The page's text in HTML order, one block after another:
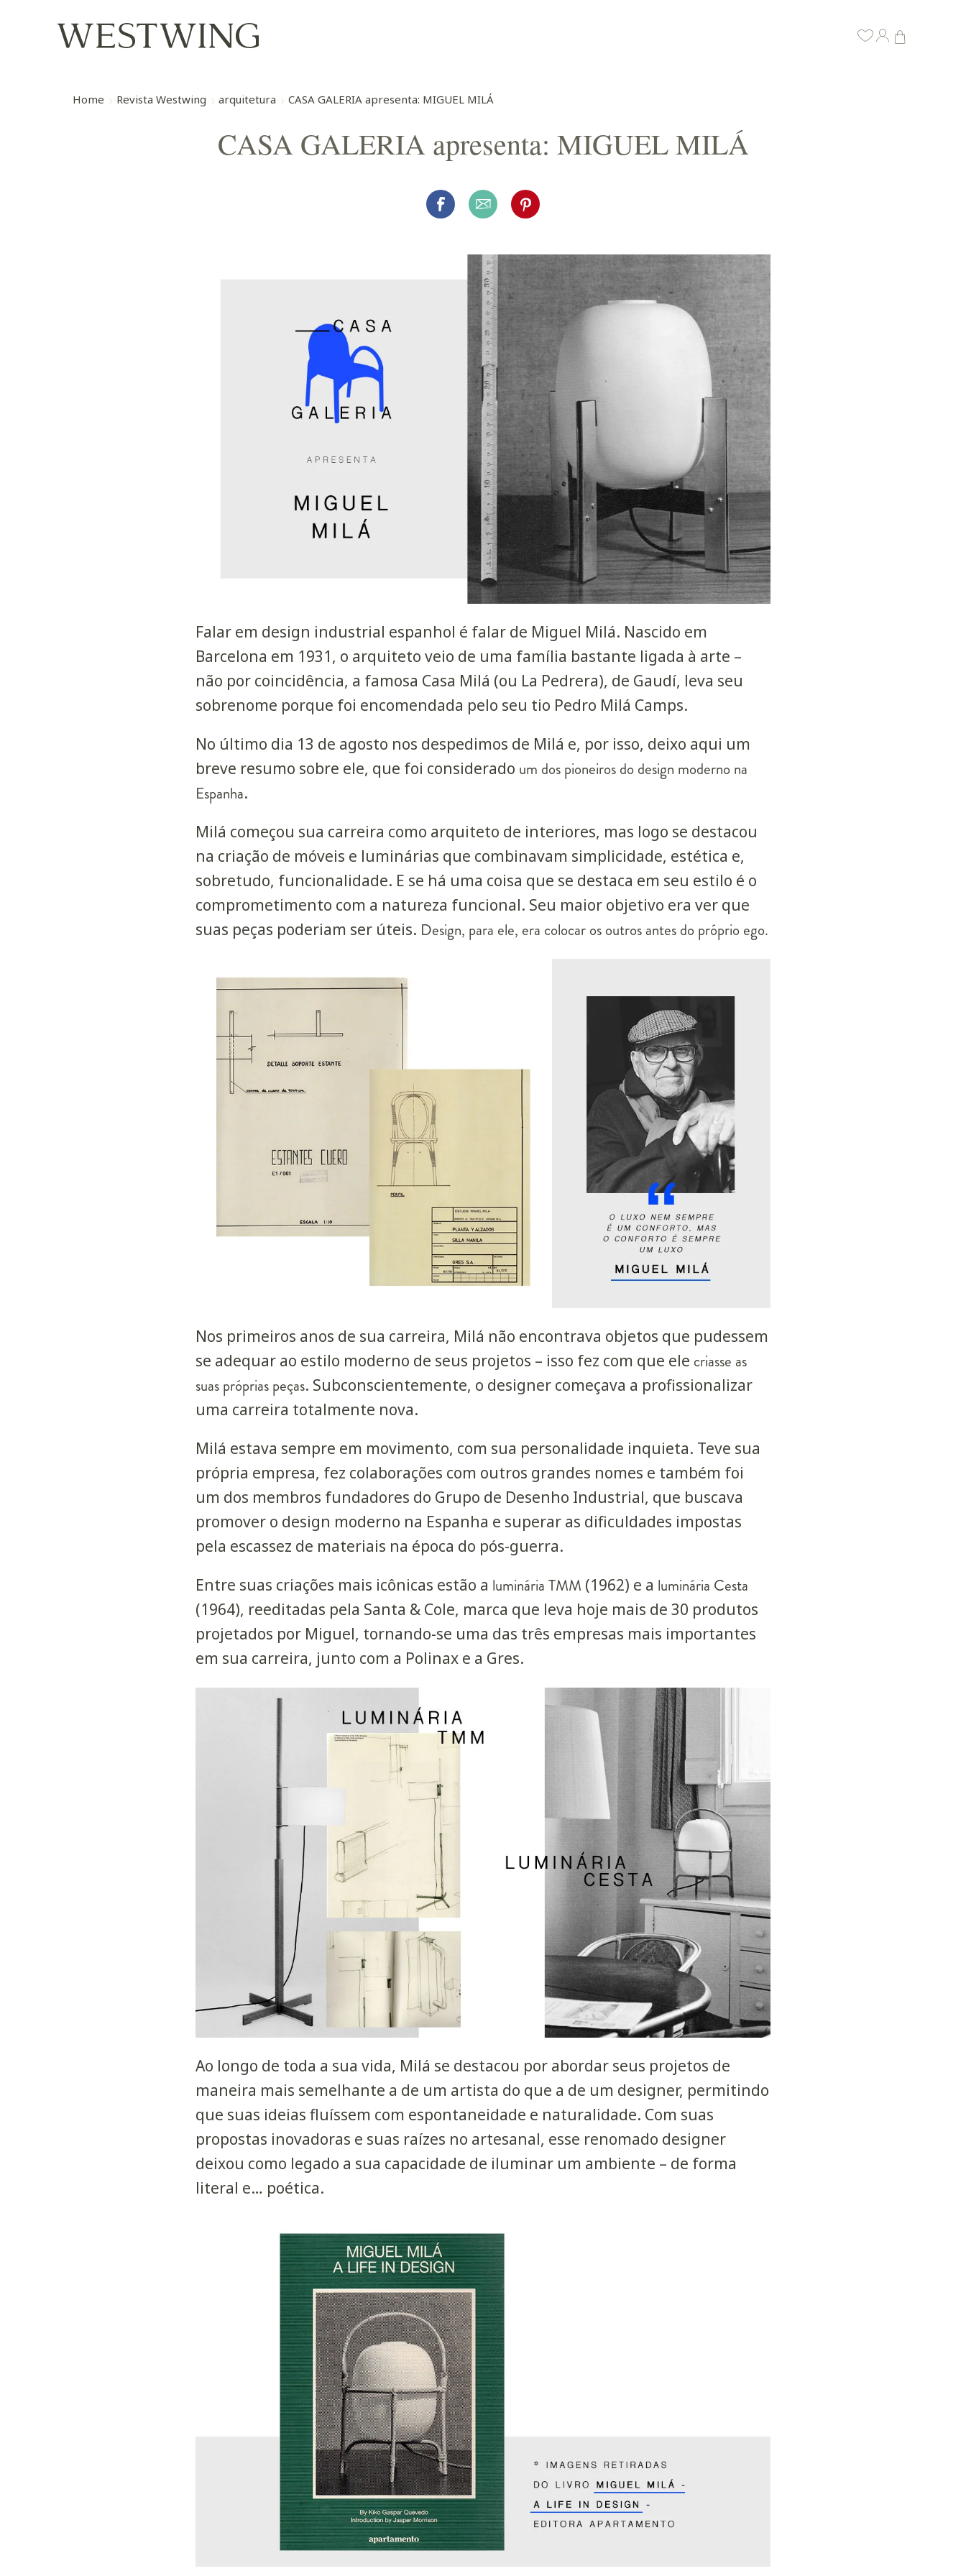
Home Revista Westwing arquitetura CASA GALERIA apresenta: MIGUEL MILÁ
CASA GALERIA apresenta: MIGUEL MILÁ
Falar em design industrial espanhol é falar de Miguel Milá. Nascido em
Barcelona em 1931, o arquiteto veio de uma família bastante ligada à arte –
não por coincidência, a famosa Casa Milá (ou La Pedrera), de Gaudí, leva seu
sobrenome porque foi encomendada pelo seu tio Pedro Milá Camps.
No último dia 13 de agosto nos despedimos de Milá e, por isso, deixo aqui um
breve resumo sobre ele, que foi considerado um dos pioneiros do design moderno na
Espanha.
Milá começou sua carreira como arquiteto de interiores, mas logo se destacou
na criação de móveis e luminárias que combinavam simplicidade, estética e,
sobretudo, funcionalidade. E se há uma coisa que se destaca em seu estilo é o
comprometimento com a natureza funcional. Seu maior objetivo era ver que
suas peças poderiam ser úteis. Design, para ele, era colocar os outros antes do próprio ego.
Nos primeiros anos de sua carreira, Milá não encontrava objetos que pudessem
se adequar ao estilo moderno de seus projetos – isso fez com que ele criasse as
suas próprias peças. Subconscientemente, o designer começava a profissionalizar
uma carreira totalmente nova.
Milá estava sempre em movimento, com sua personalidade inquieta. Teve sua
própria empresa, fez colaborações com outros grandes nomes e também foi
um dos membros fundadores do Grupo de Desenho Industrial, que buscava
promover o design moderno na Espanha e superar as dificuldades impostas
pela escassez de materiais na época do pós-guerra.
Entre suas criações mais icônicas estão a luminária TMM (1962) e a luminária Cesta
(1964), reeditadas pela Santa & Cole, marca que leva hoje mais de 30 produtos
projetados por Miguel, tornando-se uma das três empresas mais importantes
em sua carreira, junto com a Polinax e a Gres.
Ao longo de toda a sua vida, Milá se destacou por abordar seus projetos de
maneira mais semelhante a de um artista do que a de um designer, permitindo
que suas ideias fluíssem com espontaneidade e naturalidade. Com suas
propostas inovadoras e suas raízes no artesanal, esse renomado designer
deixou como legado a sua capacidade de iluminar um ambiente – de forma
literal e… poética.